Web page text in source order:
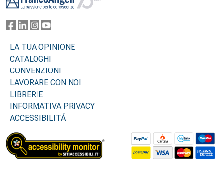
LA TUA OPINIONE
CATALOGHI
CONVENZIONI
LAVORARE CON NOI
LIBRERIE
INFORMATIVA PRIVACY
ACCESSIBILITÁ